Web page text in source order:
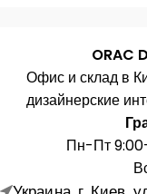
ORAC
Офис и склад в
дизайнерские
Пн-Пт